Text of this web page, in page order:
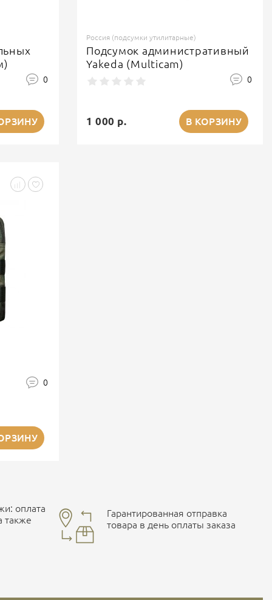
0
Россия (подсумки утилитарные)
Подсумок административный
Yakeda (Multicam)
0
1 000 р. В КОРЗИНУ
0
оплата
также
Гарантированная отправка
товара в день оплаты заказа